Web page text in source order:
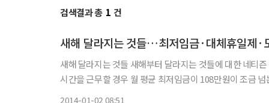
검색결과 총 1 건
새해 달라지는 것들…최저임금·대체휴일제
새해 달라지는 것들 새해부터 달라지는 것들에 대한 네티즌 관심이 뜨겁다. 올해부터 최저임금이 시간당 5210원으로 오른다. 주 40
시간을 근무할 경우 월 평균 최저임금이 108만원이 조금 넘는다. 유아휴직급여는 현행 정액제인 월 50만원에서 육아휴
2014-01-02 08:51